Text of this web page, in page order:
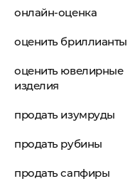
онлайн-оценка
оценить бриллианты
оценить ювелирные
изделия
продать изумруды
продать рубины
продать сапфиры